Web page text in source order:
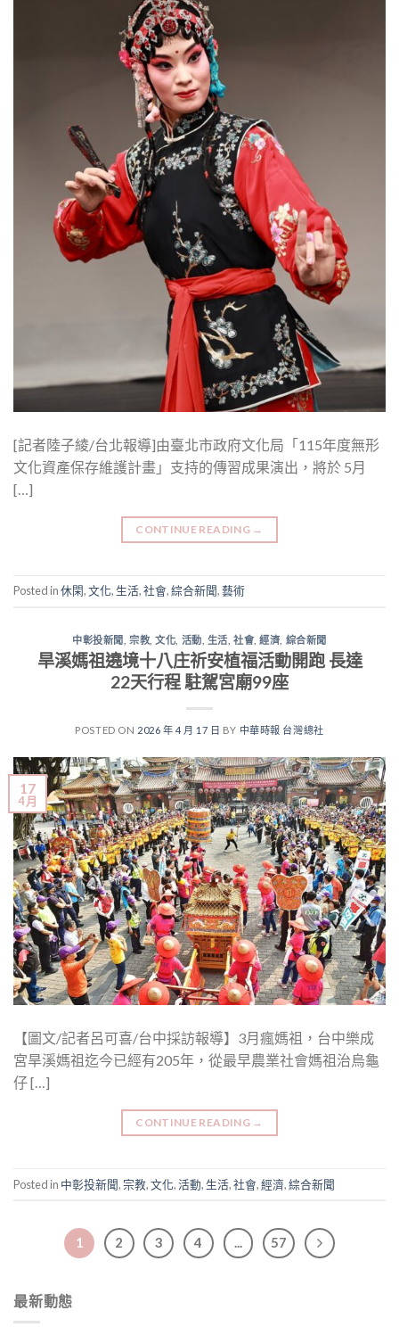
[記者陸子綾/台北報導]由臺北市政府文化局「115年度無形
文化資產保存維護計畫」支持的傳習成果演出，將於 5月
[…]
CONTINUE READING →
Posted in休閑,文化,生活,社會,綜合新聞,藝術
中彰投新聞 ,宗教,文化 活動 生活 ,社會,經濟 綜合新聞
旱溪媽祖遶境十八庄祈安植福活動開跑 長達
22天行程 駐駕宮廟99座
POSTED ON 2026 年 4 月 17 日 BY 中華時報 台灣總社
17
4 月
【圖文/記者呂可喜/台中採訪報導】3月瘋媽祖，台中樂成
宮旱溪媽祖迄今已經有205年，從最早農業社會媽祖治烏龜
仔 […]
CONTINUE READING →
Posted in 中彰投新聞,宗教,文化,活動,生活,社會,經濟,綜合新聞
1 2 3 4 ... 57
最新動態